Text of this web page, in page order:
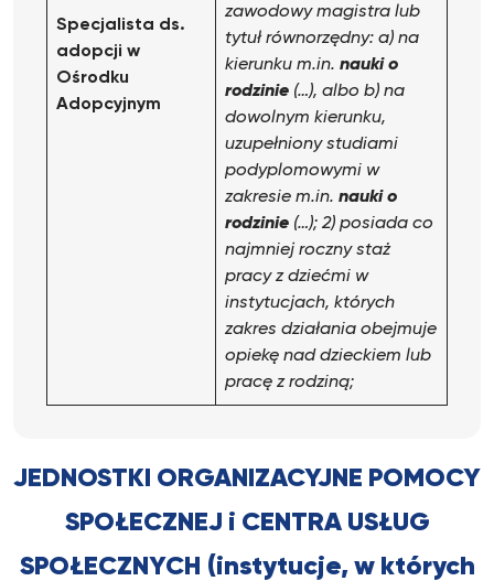
Specjalista ds.
adopcji w
Ośrodku
Adopcyjnym
zawodowy magistra lub
tytuł równorzędny: a) na
kierunku m.in. nauki o
rodzinie (…), albo b) na
dowolnym kierunku,
uzupełniony studiami
podyplomowymi w
zakresie m.in. nauki o
rodzinie (…); 2) posiada co
najmniej roczny staż
pracy z dziećmi w
instytucjach, których
zakres działania obejmuje
opiekę nad dzieckiem lub
pracę z rodziną;
JEDNOSTKI ORGANIZACYJNE POMOCY
SPOŁECZNEJ i CENTRA USŁUG
SPOŁECZNYCH (instytucje, w których